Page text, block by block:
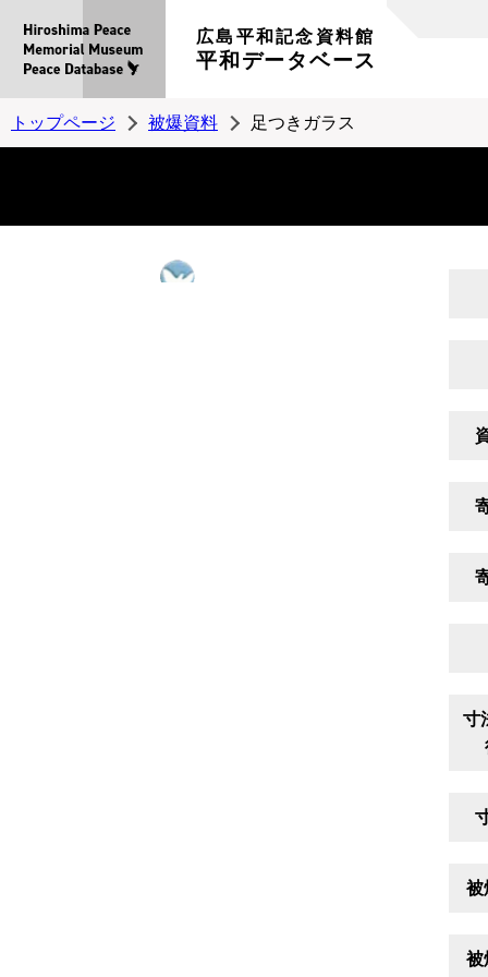
広島平和記念資料館
平和データベース
トップページ 被爆資料 足つきガラス
寸
被
被